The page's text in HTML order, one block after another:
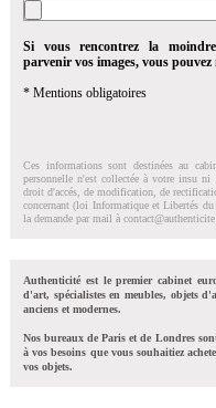
Si vous rencontrez la
parvenir vos images, vous
* Mentions obligatoires
Ces informations sont destinées au
personnelle n'est collectée à votre insu ni
droit d'accés, de modification, de
concernant (loi Informatique et Libertés
la demande par mail à
Authenticité est le premier cabinet
d'art, spécialistes en meubles, objets
anciens et modernes.
Nos bureaux de Paris et de Londres
à vos besoins que vous souhaitiez
vos objets.